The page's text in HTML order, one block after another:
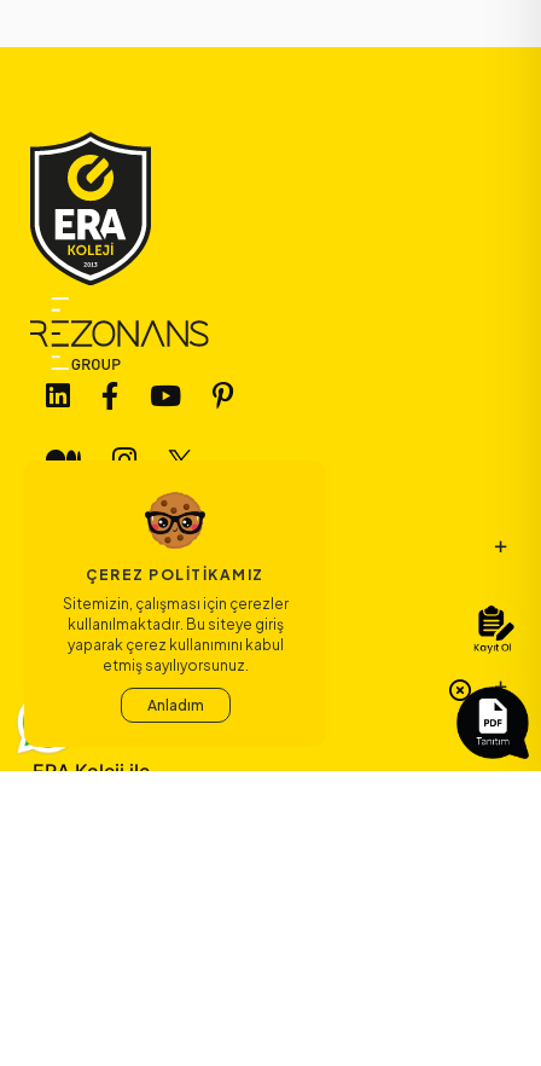
Bağlantılar
Sözleşmeler
ERA Koleji ile
ÇEREZ POLITIKAMIZ
Sitemizin, çalışması için çerezler
kullanılmaktadır. Bu siteye giriş
yaparak çerez kullanımını kabul
etmiş sayılıyorsunuz.
Anladım